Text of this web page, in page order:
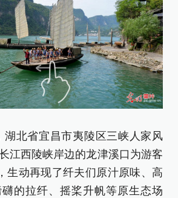
湖北省宜昌市夷陵区三峡人家风
江西陵峡岸边的龙津溪口为游客
生动再现了纤夫们原汁原味、高
的拉纤、摇桨升帆等原生态场